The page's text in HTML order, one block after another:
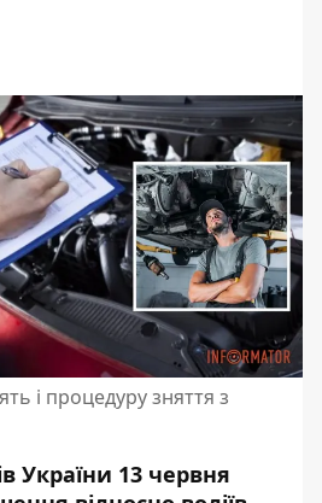
і процедуру зняття з
України 13 червня